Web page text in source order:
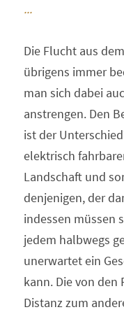
...
Die Flucht aus
übrigens immer
man sich dabei
anstrengen. Den
ist der
elektrisch
Landschaft und
denjenigen, der
indessen müssen
jedem halbwegs
unerwartet ein
kann. Die von
Distanz zum